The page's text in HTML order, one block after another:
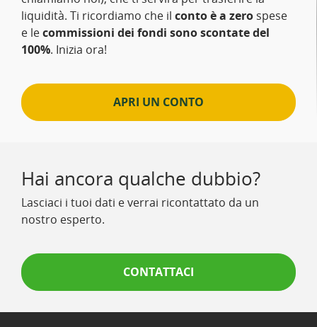
liquidità. Ti ricordiamo che il conto è a zero spese
e lecommissioni dei fondi sono scontate del
100%. Inizia ora!
APRI UN CONTO
Hai ancora qualche dubbio?
Lasciaci i tuoi dati e verrai ricontattato da un
nostro esperto.
CONTATTACI